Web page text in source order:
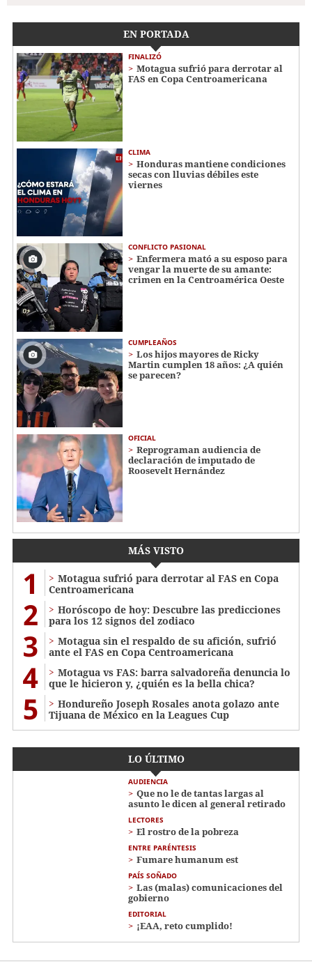
EN PORTADA
FINALIZÓ
Motagua sufrió para derrotar al
FAS en Copa Centroamericana
CLIMA
Honduras mantiene condiciones
secas con lluvias débiles este
viernes
CONFLICTO PASIONAL
Enfermera mató a su esposo para
vengar la muerte de su amante:
crimen en la Centroamérica Oeste
CUMPLEAÑOS
Los hijos mayores de Ricky
Martin cumplen 18 años: ¿A quién
se parecen?
OFICIAL
Reprograman audiencia de
declaración de imputado de
Roosevelt Hernández
MÁS VISTO
1
Motagua sufrió para derrotar al FAS en Copa
Centroamericana
2
Horóscopo de hoy: Descubre las predicciones
para los 12 signos del zodiaco
3
Motagua sin el respaldo de su afición, sufrió
ante el FAS en Copa Centroamericana
4
Motagua vs FAS: barra salvadoreña denuncia lo
que le hicieron y, ¿quién es la bella chica?
5
Hondureño Joseph Rosales anota golazo ante
Tijuana de México en la Leagues Cup
LO ÚLTIMO
AUDIENCIA
Que no le de tantas largas al
asunto le dicen al general retirado
LECTORES
El rostro de la pobreza
ENTRE PARÉNTESIS
Fumare humanum est
PAÍS SOÑADO
Las (malas) comunicaciones del
gobierno
EDITORIAL
¡EAA, reto cumplido!